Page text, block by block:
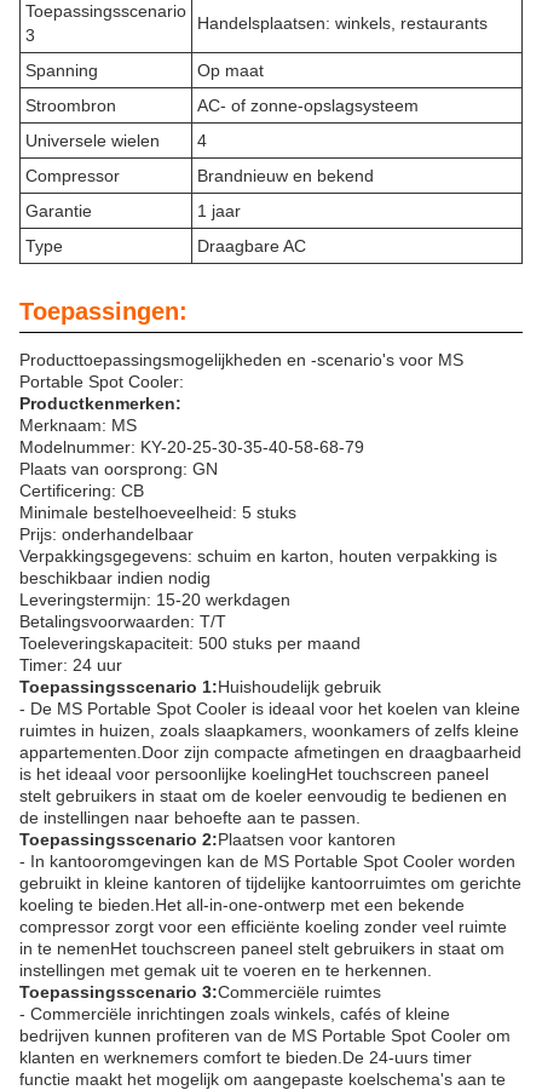
Toepassingsscenario
3
Handelsplaatsen: winkels, restaurants
Spanning
Op maat
Stroombron
AC- of zonne-opslagsysteem
Universele wielen
4
Compressor
Brandnieuw en bekend
Garantie
1 jaar
Type
Draagbare AC
Toepassingen:
Producttoepassingsmogelijkheden en -scenario's voor MS
Portable Spot Cooler:
Productkenmerken:
Merknaam: MS
Modelnummer: KY-20-25-30-35-40-58-68-79
Plaats van oorsprong: GN
Certificering: CB
Minimale bestelhoeveelheid: 5 stuks
Prijs: onderhandelbaar
Verpakkingsgegevens: schuim en karton, houten verpakking is
beschikbaar indien nodig
Leveringstermijn: 15-20 werkdagen
Betalingsvoorwaarden: T/T
Toeleveringskapaciteit: 500 stuks per maand
Timer: 24 uur
Toepassingsscenario 1:Huishoudelijk gebruik
- De MS Portable Spot Cooler is ideaal voor het koelen van kleine
ruimtes in huizen, zoals slaapkamers, woonkamers of zelfs kleine
appartementen.Door zijn compacte afmetingen en draagbaarheid
is het ideaal voor persoonlijke koelingHet touchscreen paneel
stelt gebruikers in staat om de koeler eenvoudig te bedienen en
de instellingen naar behoefte aan te passen.
Toepassingsscenario 2:Plaatsen voor kantoren
- In kantooromgevingen kan de MS Portable Spot Cooler worden
gebruikt in kleine kantoren of tijdelijke kantoorruimtes om gerichte
koeling te bieden.Het all-in-one-ontwerp met een bekende
compressor zorgt voor een efficiënte koeling zonder veel ruimte
in te nemenHet touchscreen paneel stelt gebruikers in staat om
instellingen met gemak uit te voeren en te herkennen.
Toepassingsscenario 3:Commerciële ruimtes
- Commerciële inrichtingen zoals winkels, cafés of kleine
bedrijven kunnen profiteren van de MS Portable Spot Cooler om
klanten en werknemers comfort te bieden.De 24-uurs timer
functie maakt het mogelijk om aangepaste koelschema's aan te